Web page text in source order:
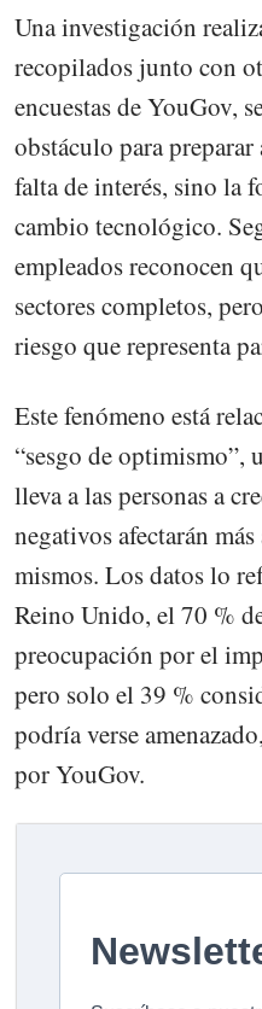
Una investigación
recopilados junto con
encuestas de YouGov,
obstáculo para
falta de interés, sino la
cambio tecnológico.
empleados reconocen
sectores completos,
riesgo que representa
Este fenómeno está
“sesgo de
lleva a las personas a
negativos afectarán
mismos. Los datos lo
Reino Unido, el 70 %
preocupación por el
pero solo el 39 %
podría verse
por YouGov.